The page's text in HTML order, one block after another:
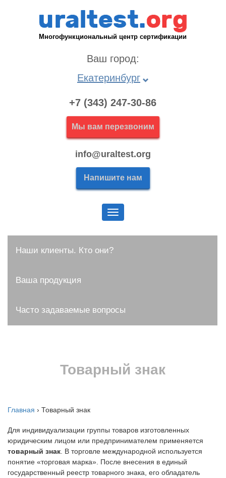
Многофункциональный центр сертификации
Ваш город:
Екатеринбург
+7 (343) 247-30-86
Мы вам перезвоним
info@uraltest.org
Напишите нам
Меню
Наши клиенты. Кто они?
Ваша продукция
Часто задаваемые вопросы
Товарный знак
Главная › Товарный знак
Для индивидуализации группы товаров изготовленных
юридическим лицом или предпринимателем применяется
товарный знак . В торговле международной используется
понятие «торговая марка». После внесения в единый
государственный реестр товарного знака, его обладатель